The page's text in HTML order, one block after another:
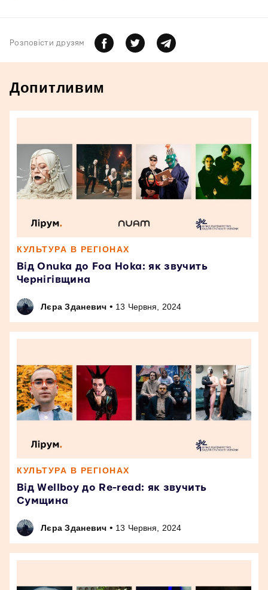
Розповiсти друзям
Допитливим
КУЛЬТУРА В РЕГІОНАХ
Від Onuka до Foa Hoka: як звучить
Чернігівщина
Лєра Зданевич • 13 Червня, 2024
КУЛЬТУРА В РЕГІОНАХ
Від Wellboy до Re-read: як звучить
Сумщина
Лєра Зданевич • 13 Червня, 2024